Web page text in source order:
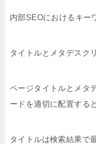
内部SEOにおけるキー
タイトルとメタデスク
ページタイトルとメタ
ードを適切に配置する
タイトルは検索結果で